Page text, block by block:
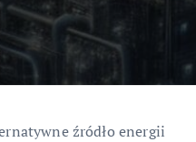
źródło energii